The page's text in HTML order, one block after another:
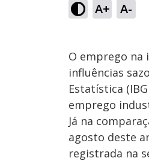
A+ A-
O emprego na
influências
Estatística
emprego
Já na
agosto deste
registrada na